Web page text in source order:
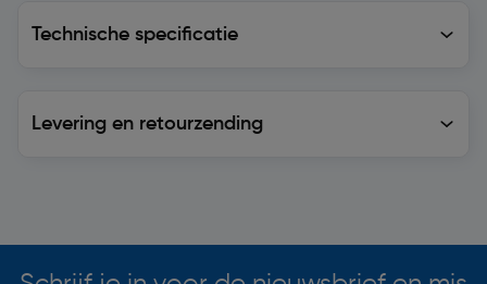
Technische specificatie
Levering en retourzending